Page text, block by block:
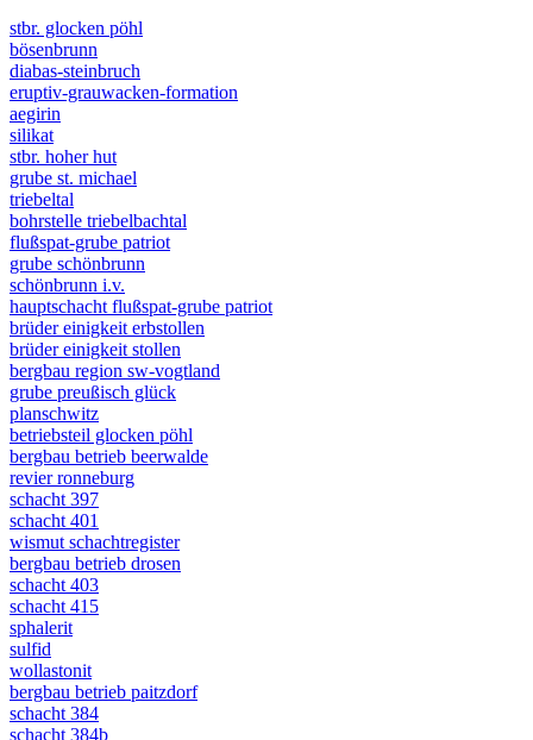
stbr. glocken pöhl
bösenbrunn
diabas-steinbruch
eruptiv-grauwacken-formation
aegirin
silikat
stbr. hoher hut
grube st. michael
triebeltal
bohrstelle triebelbachtal
flußspat-grube patriot
grube schönbrunn
schönbrunn i.v.
hauptschacht flußspat-grube patriot
brüder einigkeit erbstollen
brüder einigkeit stollen
bergbau region sw-vogtland
grube preußisch glück
planschwitz
betriebsteil glocken pöhl
bergbau betrieb beerwalde
revier ronneburg
schacht 397
schacht 401
wismut schachtregister
bergbau betrieb drosen
schacht 403
schacht 415
sphalerit
sulfid
wollastonit
bergbau betrieb paitzdorf
schacht 384
schacht 384b